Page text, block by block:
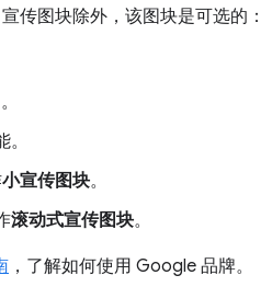
传图块除外，该图块是可选的：
小宣传图块。
滚动式宣传图块。
，了解如何使用 Google 品牌。